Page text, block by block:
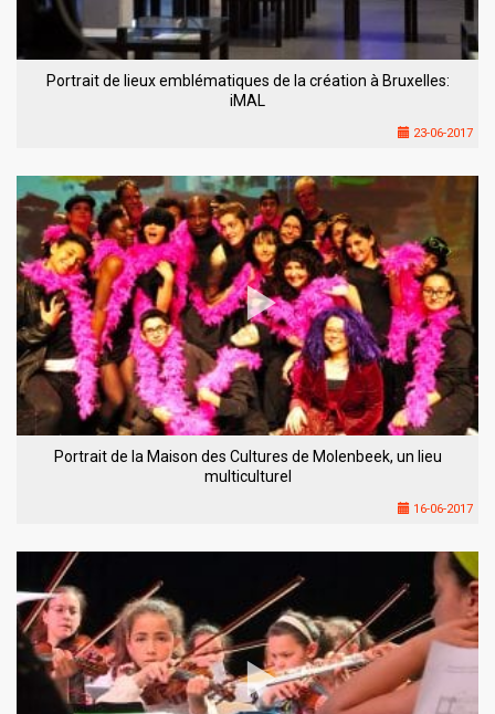
Portrait de lieux emblématiques de la création à Bruxelles:
iMAL
23-06-2017
Portrait de la Maison des Cultures de Molenbeek, un lieu
multiculturel
16-06-2017